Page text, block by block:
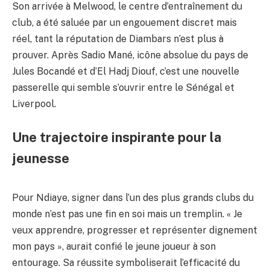
Son arrivée à Melwood, le centre d’entraînement du
club, a été saluée par un engouement discret mais
réel, tant la réputation de Diambars n’est plus à
prouver. Après Sadio Mané, icône absolue du pays de
Jules Bocandé et d’El Hadj Diouf, c’est une nouvelle
passerelle qui semble s’ouvrir entre le Sénégal et
Liverpool.
Une trajectoire inspirante pour la
jeunesse
Pour Ndiaye, signer dans l’un des plus grands clubs du
monde n’est pas une fin en soi mais un tremplin. « Je
veux apprendre, progresser et représenter dignement
mon pays », aurait confié le jeune joueur à son
entourage. Sa réussite symboliserait l’efficacité du